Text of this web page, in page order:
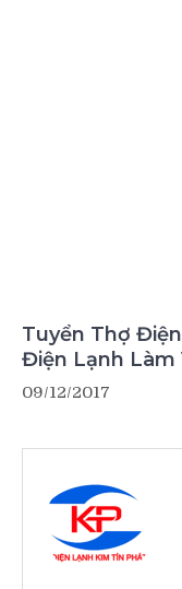
Tuyển Thợ
Điện Lạnh Làm
09/12/2017